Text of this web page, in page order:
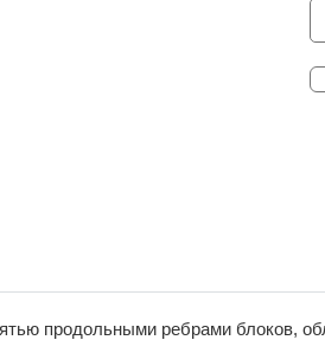
продольными ребрами блоков,